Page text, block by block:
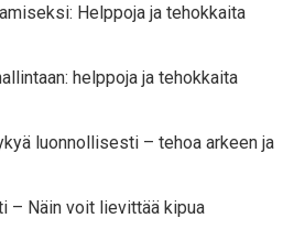
Helppoja ja tehokkaita
helppoja ja tehokkaita
luonnollisesti – tehoa arkeen ja
– Näin voit lievittää kipua